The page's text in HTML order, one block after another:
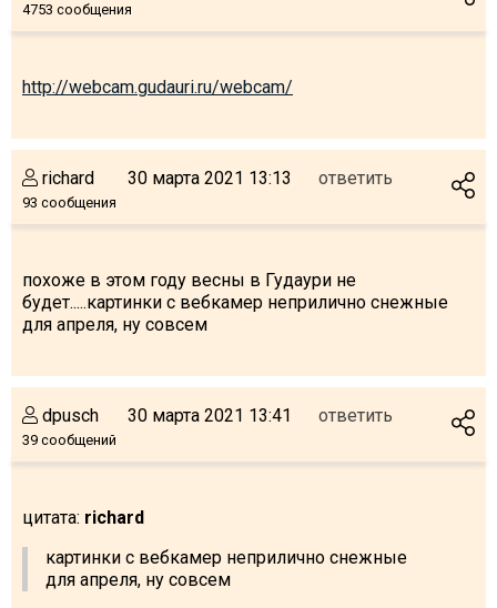
4753 сообщения
http://webcam.gudauri.ru/webcam/
richard
93 сообщения
30 марта 2021 13:13 ответить
похоже в этом году весны в Гудаури не
будет.....картинки с вебкамер неприлично снежные
для апреля, ну совсем
dpusch
39 сообщений
30 марта 2021 13:41 ответить
цитата: richard
картинки с вебкамер неприлично снежные
для апреля, ну совсем
Квартиры
Отели
Долгосрочная аренда
Казбеги
ГРУЗИЯ
О Грузии
Что пить?
Деньги
Мобильная связь
Отчеты
Безопасность